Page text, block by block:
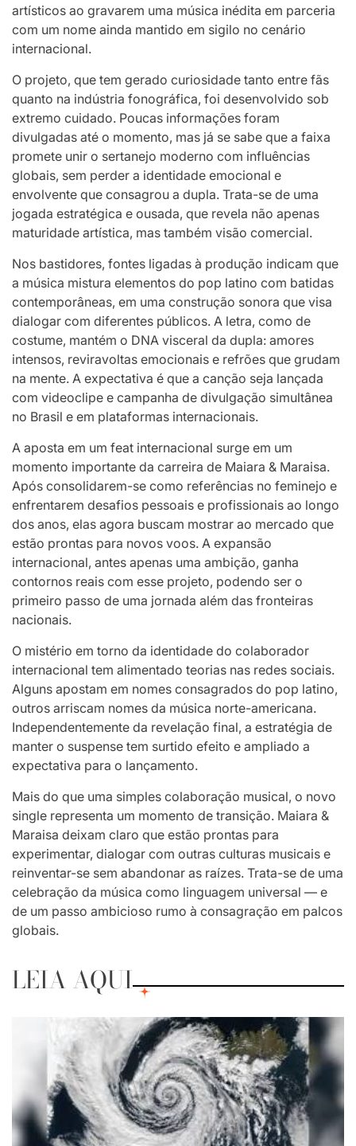
artísticos ao gravarem uma música inédita em parceria
com um nome ainda mantido em sigilo no cenário
internacional.
O projeto, que tem gerado curiosidade tanto entre fãs
quanto na indústria fonográfica, foi desenvolvido sob
extremo cuidado. Poucas informações foram
divulgadas até o momento, mas já se sabe que a faixa
promete unir o sertanejo moderno com influências
globais, sem perder a identidade emocional e
envolvente que consagrou a dupla. Trata-se de uma
jogada estratégica e ousada, que revela não apenas
maturidade artística, mas também visão comercial.
Nos bastidores, fontes ligadas à produção indicam que
a música mistura elementos do pop latino com batidas
contemporâneas, em uma construção sonora que visa
dialogar com diferentes públicos. A letra, como de
costume, mantém o DNA visceral da dupla: amores
intensos, reviravoltas emocionais e refrões que grudam
na mente. A expectativa é que a canção seja lançada
com videoclipe e campanha de divulgação simultânea
no Brasil e em plataformas internacionais.
A aposta em um feat internacional surge em um
momento importante da carreira de Maiara & Maraisa.
Após consolidarem-se como referências no feminejo e
enfrentarem desafios pessoais e profissionais ao longo
dos anos, elas agora buscam mostrar ao mercado que
estão prontas para novos voos. A expansão
internacional, antes apenas uma ambição, ganha
contornos reais com esse projeto, podendo ser o
primeiro passo de uma jornada além das fronteiras
nacionais.
O mistério em torno da identidade do colaborador
internacional tem alimentado teorias nas redes sociais.
Alguns apostam em nomes consagrados do pop latino,
outros arriscam nomes da música norte-americana.
Independentemente da revelação final, a estratégia de
manter o suspense tem surtido efeito e ampliado a
expectativa para o lançamento.
Mais do que uma simples colaboração musical, o novo
single representa um momento de transição. Maiara &
Maraisa deixam claro que estão prontas para
experimentar, dialogar com outras culturas musicais e
reinventar-se sem abandonar as raízes. Trata-se de uma
celebração da música como linguagem universal — e
de um passo ambicioso rumo à consagração em palcos
globais.
LEIA AQUI